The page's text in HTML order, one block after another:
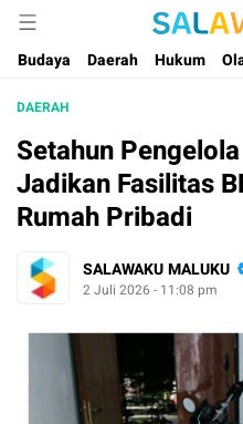
Salam dan
Budaya
Daerah Hukum
DAERAH
Setahun
Jadikan Fasilitas
Rumah Pribadi
SALAWAKU MALUKU
2 Juli 2026 - 11:08 pm